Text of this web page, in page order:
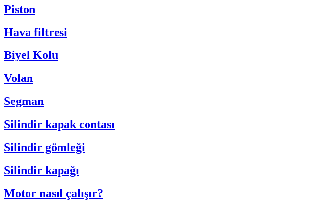
Piston
Hava filtresi
Biyel Kolu
Volan
Segman
Silindir kapak contası
Silindir gömleği
Silindir kapağı
Motor nasıl çalışır?